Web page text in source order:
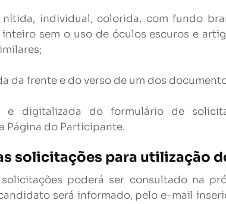
individual, colorida, com fundo
sem o uso de óculos escuros e
da frente e do verso de um dos
e digitalizada do formulário de
Página do Participante.
solicitações para utilização
poderá ser consultado na
será informado, pelo e-mail